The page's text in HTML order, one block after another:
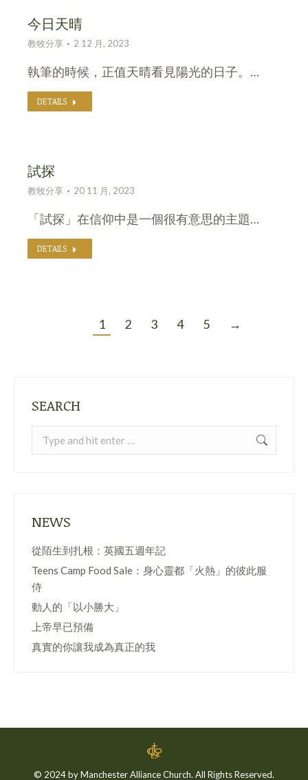
今日天晴
教牧分享 2 12 月, 2023
執筆的時候，正值天晴看見陽光的日子。…
DETAILS
試探
教牧分享 20 11 月, 2023
「試探」在信仰中是一個很有意思的主題…
DETAILS
1 2 3 4 5 →
SEARCH
NEWS
從陌生到扎根：英國五週年記
Teens Camp Food Sale：身心靈都「火熱」的彼此服
侍
動人的「以小勝大」
上帝早已預備
真實的你讓我成為真正的我
© 2024 by Manchester Alliance Church. All Rights Reserved.